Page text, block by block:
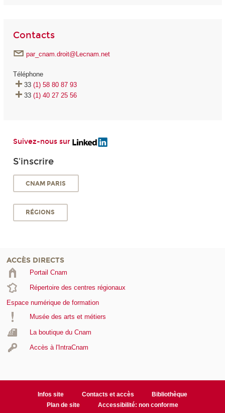
Contacts
par_cnam.droit@Lecnam.net
Téléphone
33 (1) 58 80 87 93
33 (1) 40 27 25 56
Suivez-nous sur
S'inscrire
CNAM PARIS
RÉGIONS
ACCÈS DIRECTS
Portail Cnam
Répertoire des centres régionaux
Espace numérique de formation
Musée des arts et métiers
La boutique du Cnam
Accès à l'IntraCnam
Infos site Contacts et accès
Bibliothèque
Plan de site
Accessibilité: non conforme